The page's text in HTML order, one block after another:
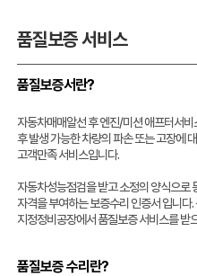
품질보증 서비스
품질보증서란?
자동차매매알선 후 엔진/미션 애프터서
후 발생 가능한 차량의 파손 또는 고장에
고객만족 서비스입니다.
자동차성능점검을 받고 소정의 양식으로
자격을 부여하는 보증수리 인증서 입니
지정정비공장에서 품질보증 서비스를 받
품질보증 수리란?